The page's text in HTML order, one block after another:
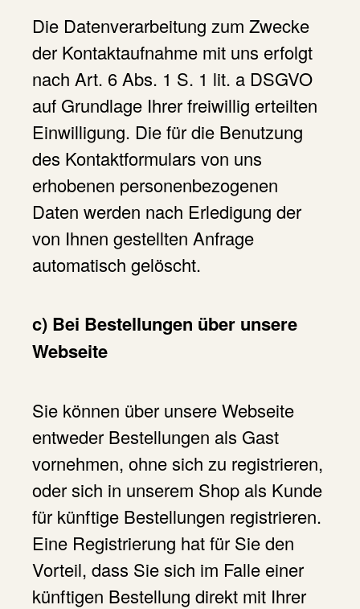
Die Datenverarbeitung zum Zwecke
der Kontaktaufnahme mit uns erfolgt
nach Art. 6 Abs. 1 S. 1 lit. a DSGVO
auf Grundlage Ihrer freiwillig erteilten
Einwilligung. Die für die Benutzung
des Kontaktformulars von uns
erhobenen personenbezogenen
Daten werden nach Erledigung der
von Ihnen gestellten Anfrage
automatisch gelöscht.
c) Bei Bestellungen über unsere
Webseite
Sie können über unsere Webseite
entweder Bestellungen als Gast
vornehmen, ohne sich zu registrieren,
oder sich in unserem Shop als Kunde
für künftige Bestellungen registrieren.
Eine Registrierung hat für Sie den
Vorteil, dass Sie sich im Falle einer
künftigen Bestellung direkt mit Ihrer